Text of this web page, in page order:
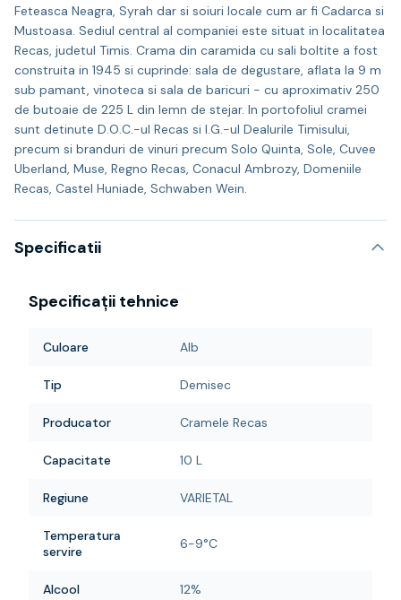
Feteasca Neagra, Syrah dar si soiuri locale cum ar fi Cadarca si
Mustoasa. Sediul central al companiei este situat in localitatea
Recas, judetul Timis. Crama din caramida cu sali boltite a fost
construita in 1945 si cuprinde: sala de degustare, aflata la 9 m
sub pamant, vinoteca si sala de baricuri - cu aproximativ 250
de butoaie de 225 L din lemn de stejar. In portofoliul cramei
sunt detinute D.O.C.-ul Recas si I.G.-ul Dealurile Timisului,
precum si branduri de vinuri precum Solo Quinta, Sole, Cuvee
Uberland, Muse, Regno Recas, Conacul Ambrozy, Domeniile
Recas, Castel Huniade, Schwaben Wein.
Specificatii
Specificații tehnice
Culoare Alb
Tip Demisec
Producator Cramele Recas
Capacitate 10 L
Regiune VARIETAL
Temperatura
servire
6-9°C
Alcool 12%